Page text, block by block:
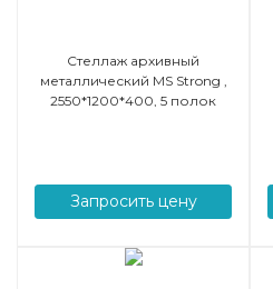
Стеллаж архивный
металлический MS Strong ,
2550*1200*400, 5 полок
Запросить цену